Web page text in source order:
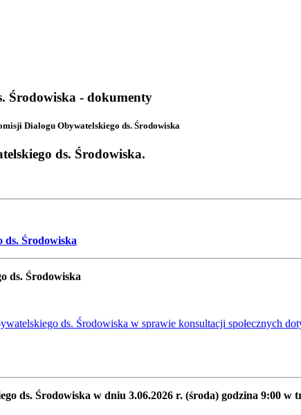
Środowiska - dokumenty
Dialogu Obywatelskiego ds. Środowiska
ds. Środowiska.
ds. Środowiska
ds. Środowiska
ds. Środowiska w sprawie konsultacji społecznych
ds. Środowiska w dniu 3.06.2026 r. (środa) godzina 9:00 w